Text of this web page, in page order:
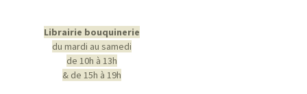
Librairie bouquinerie
du mardi au samedi
de 10h à 13h
& de 15h à 19h